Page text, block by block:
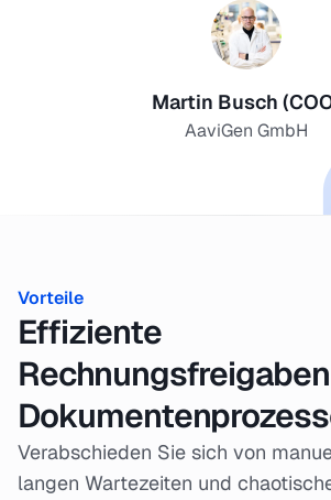
Martin Busch
AaviGen GmbH
Vorteile
Effiziente
Verabschieden Sie sich von
langen Wartezeiten und